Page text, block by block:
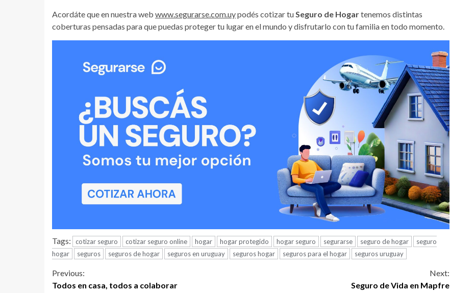
Acordáte que en nuestra web www.segurarse.com.uypodés cotizar tuSeguro de Hogartenemos distintas
coberturas pensadas para que puedas proteger tu lugar en el mundo y disfrutarlo con tu familia en todo momento.
Tags: cotizar seguro cotizar seguro online hogar hogar protegido hogar seguro segurarse seguro de hogar
seguro
hogar
seguros seguros de hogar seguros en uruguay seguros hogar seguros para el hogar seguros uruguay
Continue
Previous:
Todos en casa, todos a colaborar
Next:
Seguro de Vida en Mapfre